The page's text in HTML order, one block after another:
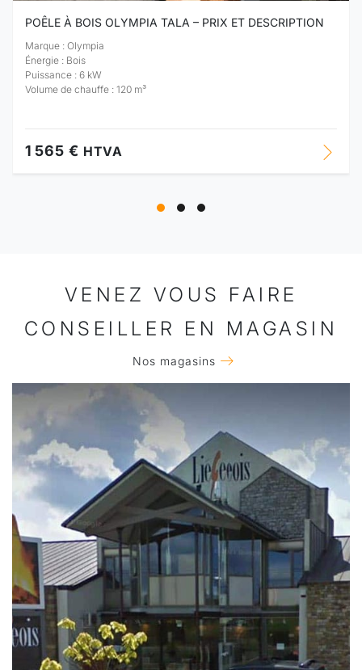
POÊLE À BOIS OLYMPIA TALA – PRIX ET DESCRIPTION
Marque : Olympia
Énergie : Bois
Puissance : 6 kW
Volume de chauffe : 120 m³
1 565 € HTVA
VENEZ VOUS FAIRE
CONSEILLER EN MAGASIN
Nos magasins